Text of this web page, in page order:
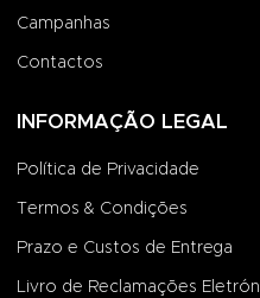
Campanhas
Contactos
INFORMAÇÃO LEGAL
Política de Privacidade
Termos & Condições
Prazo e Custos de Entrega
Livro de Reclamações